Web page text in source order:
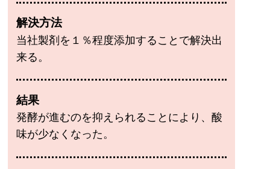
解決方法
当社製剤を１％程度添加することで解決出
来る。
結果
発酵が進むのを抑えられることにより、酸
味が少なくなった。